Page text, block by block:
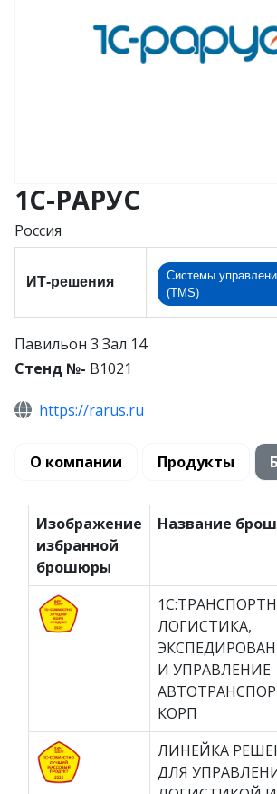
1С-РАРУС
Россия
ИТ-решения
Системы
(TMS)
Павильон 3 Зал 14
Стенд №- B1021
https://rarus.ru
О компании Продукты
Изображение
избранной
брошюры
Название
ЛОГИСТИКА,
И УПРАВЛЕНИЕ
КОРП
ЛИНЕЙКА
ДЛЯ